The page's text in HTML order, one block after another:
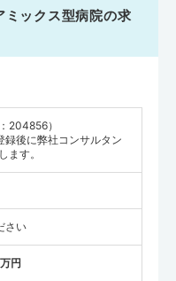
ックス型病院の求
204856）
録後に弊社コンサルタン
ます。
さい
円